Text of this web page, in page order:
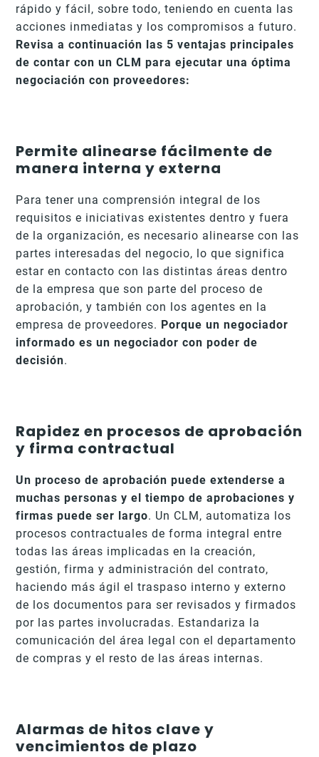
rápido y fácil, sobre todo, teniendo en cuenta las
acciones inmediatas y los compromisos a futuro.
Revisa a continuación las 5 ventajas principales
de contar con un CLM para ejecutar una óptima
negociación con proveedores:
Permite alinearse fácilmente de
manera interna y externa
Para tener una comprensión integral de los
requisitos e iniciativas existentes dentro y fuera
de la organización, es necesario alinearse con las
partes interesadas del negocio, lo que significa
estar en contacto con las distintas áreas dentro
de la empresa que son parte del proceso de
aprobación, y también con los agentes en la
empresa de proveedores. Porque un negociador
informado es un negociador con poder de
decisión.
Rapidez en procesos de aprobación
y firma contractual
Un proceso de aprobación puede extenderse a
muchas personas y el tiempo de aprobaciones y
firmas puede ser largo. Un CLM, automatiza los
procesos contractuales de forma integral entre
todas las áreas implicadas en la creación,
gestión, firma y administración del contrato,
haciendo más ágil el traspaso interno y externo
de los documentos para ser revisados y firmados
por las partes involucradas. Estandariza la
comunicación del área legal con el departamento
de compras y el resto de las áreas internas.
Alarmas de hitos clave y
vencimientos de plazo